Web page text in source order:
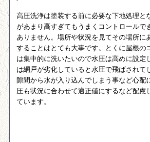
問合せ
高圧洗浄は塗装する前に必要な下地処理と
があまり高すぎてもうまくコントロールで
ありません。場所や状況を見てその場所に
することはとても大事です。とくに屋根の
は集中的に洗いたいので水圧は高めに設定
は網戸が劣化していると水圧で飛ばされて
隙間から水が入り込んでしまう事など心配
圧も状況に合わせて適正値にするなど配慮
ています。